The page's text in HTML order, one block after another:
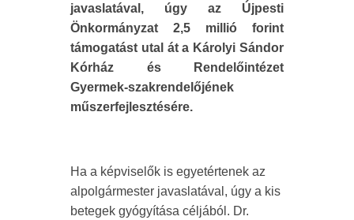
javaslatával, úgy az Újpesti
Önkormányzat 2,5 millió forint
támogatást utal át a Károlyi Sándor
Kórház és Rendelőintézet
Gyermek-szakrendelőjének
műszerfejlesztésére.
Ha a képviselők is egyetértenek az
alpolgármester javaslatával, úgy a kis
betegek gyógyítása céljából. Dr.